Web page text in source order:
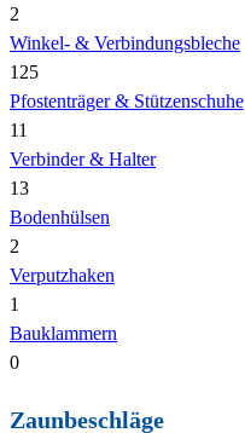
2
Winkel- & Verbindungsbleche
125
Pfostenträger & Stützenschuhe
11
Verbinder & Halter
13
Bodenhülsen
2
Verputzhaken
1
Bauklammern
0
Zaunbeschläge